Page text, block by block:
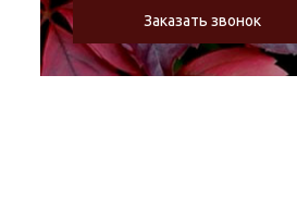
Заказать звонок